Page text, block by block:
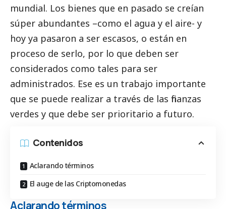
mundial. Los bienes que en pasado se creían
súper abundantes –como el agua y el aire- y
hoy ya pasaron a ser escasos, o están en
proceso de serlo, por lo que deben ser
considerados como tales para ser
administrados. Ese es un trabajo importante
que se puede realizar a través de las finanzas
verdes y que debe ser prioritario a futuro.
Contenidos
Aclarando términos
El auge de las Criptomonedas
Aclarando términos